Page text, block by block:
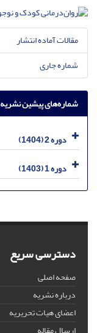
مقالات آماده انتشار
شماره جاری
شماره‌های پیشین نشریه
دوره 2 (1404)
دوره 1 (1403)
دسترسی سریع
صفحه اصلی
درباره نشریه
اعضای هیات تحریریه